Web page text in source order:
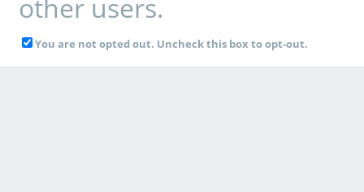
other users.
You are not opted out. Uncheck this box to opt-out.